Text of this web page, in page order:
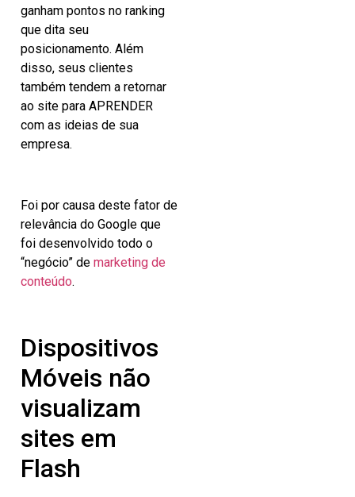
ganham pontos no ranking
que dita seu
posicionamento. Além
disso, seus clientes
também tendem a retornar
ao site para APRENDER
com as ideias de sua
empresa.
Foi por causa deste fator de
relevância do Google que
foi desenvolvido todo o
“negócio” de marketing de
conteúdo.
Dispositivos
Móveis não
visualizam
sites em
Flash